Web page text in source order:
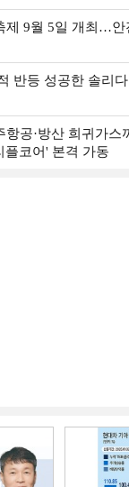
제 9월 5일 개최…안
반등 성공한 솔리
항공·방산 희귀가
플코어' 본격 가동